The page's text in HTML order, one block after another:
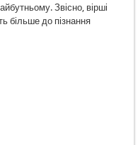
Звісно, вірші
більше до пізнання